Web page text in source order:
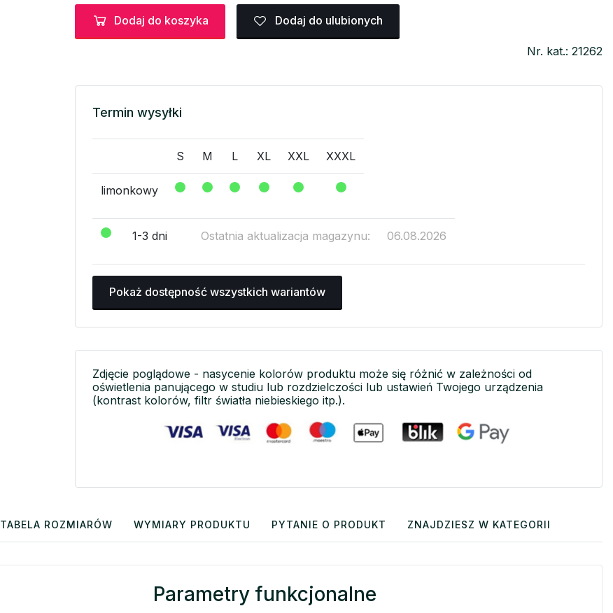
Dodaj do koszyka Dodaj do ulubionych
Nr. kat.: 21262
Termin wysyłki
S M L XL XXL XXXL
limonkowy
1-3 dni Ostatnia aktualizacja magazynu: 06.08.2026
Pokaż dostępność wszystkich wariantów
Zdjęcie poglądowe - nasycenie kolorów produktu może się różnić w zależności od
oświetlenia panującego w studiu lub rozdzielczości lub ustawień Twojego urządzenia
(kontrast kolorów, filtr światła niebieskiego itp.).
TABELA ROZMIARÓW WYMIARY PRODUKTU PYTANIE O PRODUKT ZNAJDZIESZ W KATEGORII
Parametry funkcjonalne